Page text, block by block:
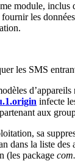
module, inclus
les
les SMS
infecte
aux
sa
dans la liste des
(les package